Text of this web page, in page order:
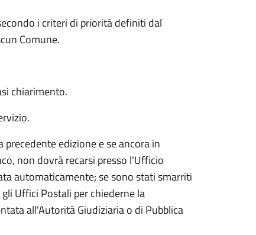
i criteri di priorità definiti dal
Comune.
chiarimento.
edizione e se ancora in
non dovrà recarsi presso l'Ufficio
automaticamente; se sono stati smarriti
Uffici Postali per chiederne la
all'Autorità Giudiziaria o di Pubblica